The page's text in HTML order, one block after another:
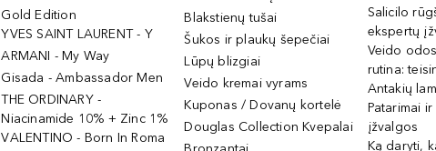
Gold Edition
YVES SAINT LAURENT - Y
ARMANI - My Way
Gisada - Ambassador Men
THE ORDINARY -
Niacinamide 10% + Zinc 1%
VALENTINO - Born In Roma
Blakstienų tušai
Šukos ir plaukų šepečiai
Lūpų blizgiai
Veido kremai vyrams
Kuponas / Dovanų kortelė
Douglas Collection Kvepalai
Salicilo
ekspertų
Veido
rutina:
Antakių
Patarimai
įžvalgos
Ką daryti,